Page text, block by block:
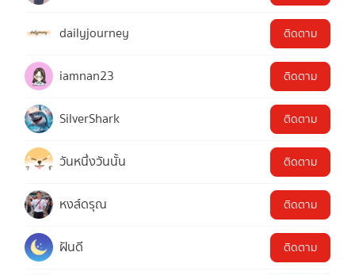
dailyjourney ติดตาม
iamnan23 ติดตาม
SilverShark ติดตาม
วันหนึ่งวันนั้น ติดตาม
หงส์ดรุณ ติดตาม
ฝันดี ติดตาม